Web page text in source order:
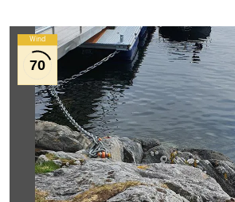
Wind
70